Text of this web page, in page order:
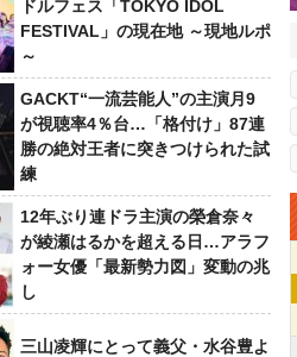
ドルフェス「TOKYO IDOL
FESTIVAL」の現在地 ～現地ルポ
～
GACKT“一流芸能人”の主演月9
が視聴率4％台…「格付け」87連
勝の絶対王者に突きつけられた試
練
12年ぶり連ドラ主演の榮倉奈々
が綾瀬はるかを超える日…アラフ
ォー女優「最新勢力図」変動の兆
し
三山凌輝にとって義父・水谷豊よ